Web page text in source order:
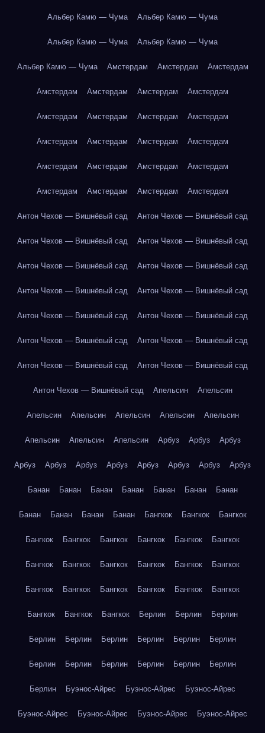
Альбер Камю — Чума Альбер Камю — Чума
Альбер Камю — Чума Альбер Камю — Чума
Альбер Камю — Чума Амстердам Амстердам Амстердам
Амстердам Амстердам Амстердам Амстердам
Амстердам Амстердам Амстердам Амстердам
Амстердам Амстердам Амстердам Амстердам
Амстердам Амстердам Амстердам Амстердам
Амстердам Амстердам Амстердам Амстердам
Антон Чехов — Вишнёвый сад Антон Чехов — Вишнёвый сад
Антон Чехов — Вишнёвый сад Антон Чехов — Вишнёвый сад
Антон Чехов — Вишнёвый сад Антон Чехов — Вишнёвый сад
Антон Чехов — Вишнёвый сад Антон Чехов — Вишнёвый сад
Антон Чехов — Вишнёвый сад Антон Чехов — Вишнёвый сад
Антон Чехов — Вишнёвый сад Антон Чехов — Вишнёвый сад
Антон Чехов — Вишнёвый сад Антон Чехов — Вишнёвый сад
Антон Чехов — Вишнёвый сад Апельсин Апельсин
Апельсин Апельсин Апельсин Апельсин Апельсин
Апельсин Апельсин Апельсин Арбуз Арбуз Арбуз
Арбуз Арбуз Арбуз Арбуз Арбуз Арбуз Арбуз Арбуз
Банан Банан Банан Банан Банан Банан Банан
Банан Банан Банан Банан Бангкок Бангкок Бангкок
Бангкок Бангкок Бангкок Бангкок Бангкок Бангкок
Бангкок Бангкок Бангкок Бангкок Бангкок Бангкок
Бангкок Бангкок Бангкок Бангкок Бангкок Бангкок
Бангкок Бангкок Бангкок Берлин Берлин Берлин
Берлин Берлин Берлин Берлин Берлин Берлин
Берлин Берлин Берлин Берлин Берлин Берлин
Берлин Буэнос-Айрес Буэнос-Айрес Буэнос-Айрес
Буэнос-Айрес Буэнос-Айрес Буэнос-Айрес Буэнос-Айрес